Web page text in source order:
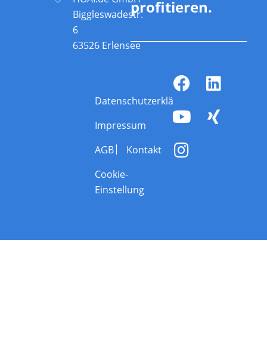
Biggleswadestr.
6
63526 Erlensee
profitieren.
Datenschutzerklärung
Impressum
AGB
Kontakt
Cookie-
Einstellung